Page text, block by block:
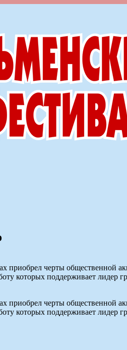
черты общественной
которых поддерживает
черты общественной
которых поддерживает